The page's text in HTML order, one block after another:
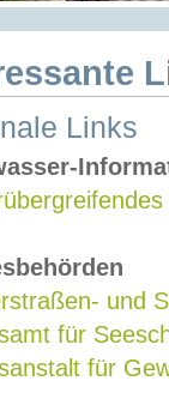
Links
und
für
für